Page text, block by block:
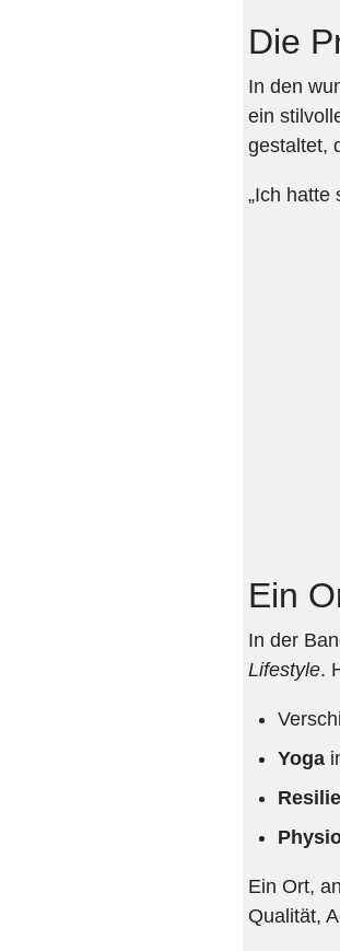
Die
In den
ein
gestaltet,
„Ich hatte
Ein
In der
Lifestyle.
Yoga
Ein Ort,
Qualität,